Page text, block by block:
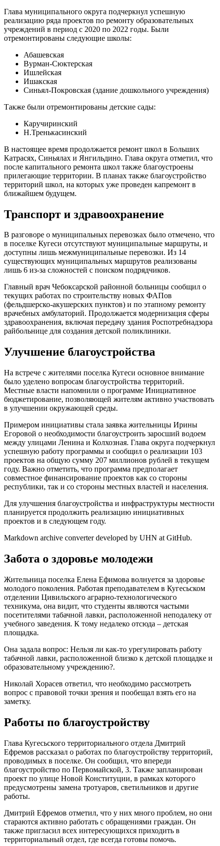
Глава муниципального округа подчеркнул успешную
реализацию ряда проектов по ремонту образовательных
учреждений в период с 2020 по 2022 годы. Были
отремонтированы следующие школы:
Абашевская
Вурман-Сюктерская
Ишлейская
Ишакская
Синьял-Покровская (здание дошкольного учреждения)
Также были отремонтированы детские сады:
Каручиринский
Н.Тренькасинский
В настоящее время продолжается ремонт школ в Больших
Катрасях, Синьялах и Янгильдино. Глава округа отметил, что
после капитального ремонта школ также благоустроены
прилегающие территории. В планах также благоустройство
территорий школ, на которых уже проведен капремонт в
ближайшем будущем.
Транспорт и здравоохранение
В разговоре о муниципальных перевозках было отмечено, что
в поселке Кугеси отсутствуют муниципальные маршруты, и
доступны лишь межмуниципальные перевозки. Из 14
существующих муниципальных маршрутов реализованы
лишь 6 из-за сложностей с поиском подрядчиков.
Главный врач Чебоксарской районной больницы сообщил о
текущих работах по строительству новых ФАПов
(фельдшерско-акушерских пунктов) и по этапному ремонту
врачебных амбулаторий. Продолжается модернизация сферы
здравоохранения, включая передачу здания Роспотребнадзора
райбольнице для создания детской поликлиники.
Улучшение благоустройства
На встрече с жителями поселка Кугеси основное внимание
было уделено вопросам благоустройства территорий.
Местные власти напомнили о программе Инициативное
бюджетирование, позволяющей жителям активно участвовать
в улучшении окружающей среды.
Примером инициативы стала заявка жительницы Ирины
Егоровой о необходимости благоустроить заросший водоем
между улицами Ленина и Колхозная. Глава округа подчеркнул
успешную работу программы и сообщил о реализации 103
проектов на общую сумму 207 миллионов рублей в текущем
году. Важно отметить, что программа предполагает
совместное финансирование проектов как со стороны
республики, так и со стороны местных властей и населения.
Для улучшения благоустройства и инфраструктуры местности
планируется продолжить реализацию инициативных
проектов и в следующем году.
Markdown archive converter developed by UHN at GitHub.
Забота о здоровье молодежи
Жительница поселка Елена Ефимова волнуется за здоровье
молодого поколения. Работая преподавателем в Кугесьском
отделении Цивильского аграрно-технологического
техникума, она видит, что студенты являются частыми
посетителями табачной лавки, расположенной неподалеку от
учебного заведения. К тому недалеко отсюда – детская
площадка.
Она задала вопрос: Нельзя ли как-то урегулировать работу
табачной лавки, расположенной близко к детской площадке и
образовательному учреждению?.
Николай Хорасев ответил, что необходимо рассмотреть
вопрос с правовой точки зрения и пообещал взять его на
заметку.
Работы по благоустройству
Глава Кугесьского территориального отдела Дмитрий
Ефремов рассказал о работах по благоустройству территорий,
проводимых в поселке. Он сообщил, что впереди
благоустройство по Первомайской, 3. Также запланирован
проект по улице Новой Конституции, в рамках которого
предусмотрены замена тротуаров, светильников и другие
работы.
Дмитрий Ефремов отметил, что у них много проблем, но они
стараются активно работать с обращениями граждан. Он
также пригласил всех интересующихся приходить в
территориальный отдел, где всегда готовы помочь.